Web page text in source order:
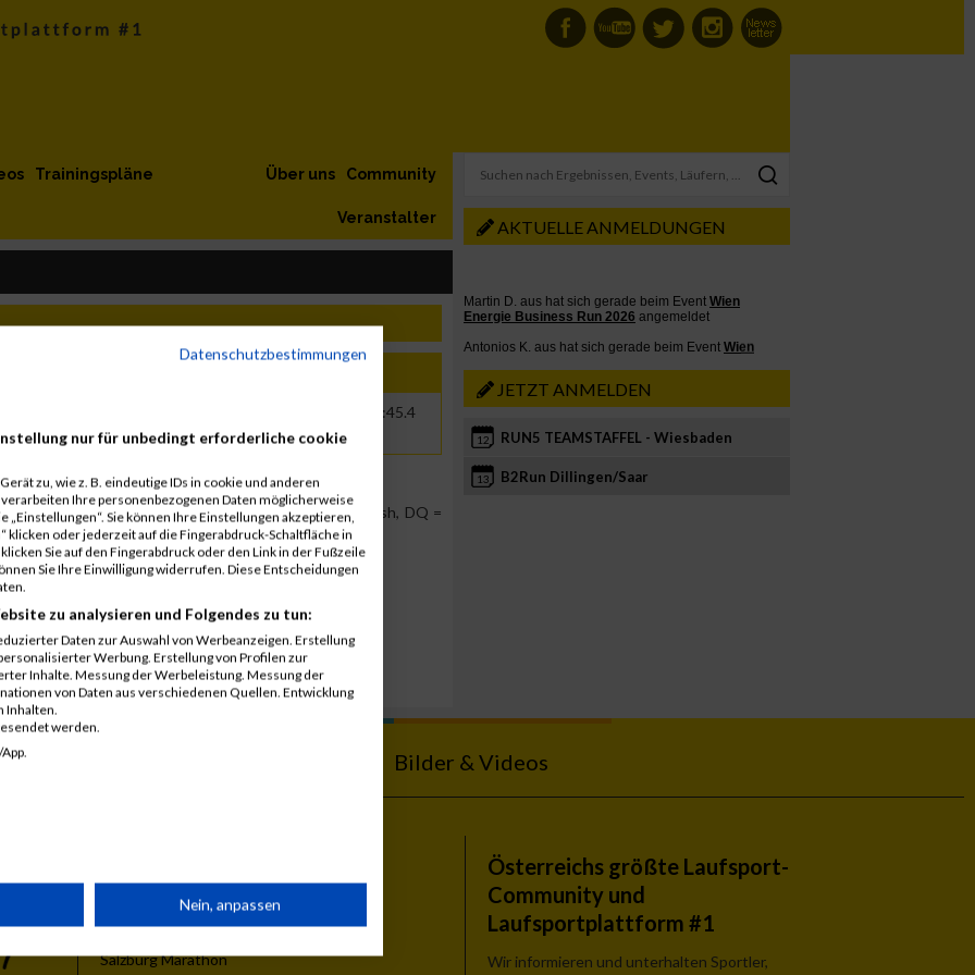
Trainingspläne Community
Über uns
Veranstalter
00:32:45.4
Position, DNS = Did not start, DNF = Did not finish, DQ =
AKTUELLE ANMELDUNGEN
JETZT ANMELDEN
12 RUN5 TEAMSTAFFEL - Wiesbaden
13 B2Run Dillingen/Saar
Bilder & Videos
Vienna City Marathon
Salzburg Marathon
Österreichs größte Laufsport-
Community und
Laufsportplattform #1
Wir informieren und unterhalten Sportler,
Datenschutzbestimmungen
nur für unbedingt erforderliche cookie
zu, wie z. B. eindeutige IDs in cookie und anderen
Ihre personenbezogenen Daten möglicherweise
Sie können Ihre Einstellungen akzeptieren,
klicken oder jederzeit auf die Fingerabdruck-Schaltfläche in
Sie auf den Fingerabdruck oder den Link in der Fußzeile
Sie Ihre Einwilligung widerrufen. Diese Entscheidungen
zu analysieren und Folgendes zu tun:
Daten zur Auswahl von Werbeanzeigen. Erstellung
Werbung. Erstellung von Profilen zur
Inhalte. Messung der Werbeleistung. Messung der
von Daten aus verschiedenen Quellen. Entwicklung
Inhalten.
werden.
Nein, anpassen